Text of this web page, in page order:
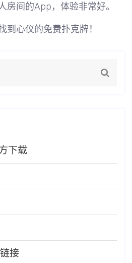
房间的App，体验非常好。
到心仪的免费扑克牌！
下载
接